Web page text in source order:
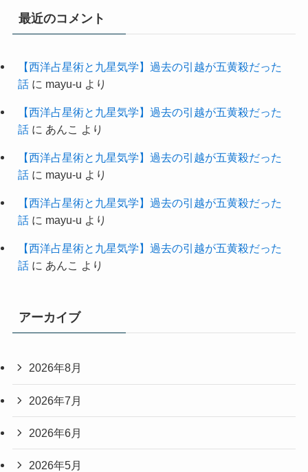
最近のコメント
【西洋占星術と九星気学】過去の引越が五黄殺だった
話に mayu-u より
【西洋占星術と九星気学】過去の引越が五黄殺だった
話に あんこ より
【西洋占星術と九星気学】過去の引越が五黄殺だった
話に mayu-u より
【西洋占星術と九星気学】過去の引越が五黄殺だった
話に mayu-u より
【西洋占星術と九星気学】過去の引越が五黄殺だった
話に あんこ より
アーカイブ
2026年8月
2026年7月
2026年6月
2026年5月